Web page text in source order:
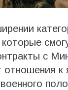
с
отношения к